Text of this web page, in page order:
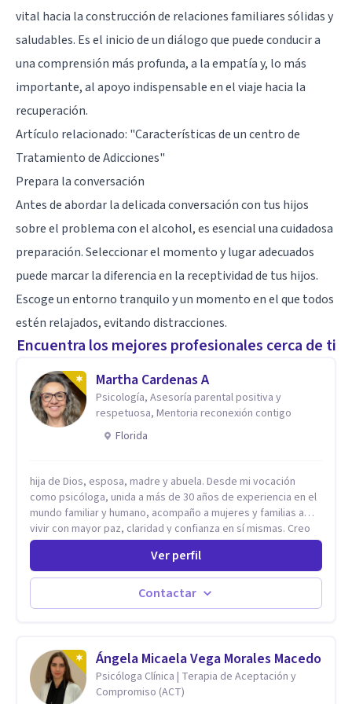
vital hacia la construcción de relaciones familiares sólidas y
saludables. Es el inicio de un diálogo que puede conducir a
una comprensión más profunda, a la empatía y, lo más
importante, al apoyo indispensable en el viaje hacia la
recuperación.
Artículo relacionado: "Características de un centro de
Tratamiento de Adicciones"
Prepara la conversación
Antes de abordar la delicada conversación con tus hijos
sobre el problema con el alcohol, es esencial una cuidadosa
preparación. Seleccionar el momento y lugar adecuados
puede marcar la diferencia en la receptividad de tus hijos.
Escoge un entorno tranquilo y un momento en el que todos
estén relajados, evitando distracciones.
Encuentra los mejores profesionales cerca de ti
Martha Cardenas A
Psicología, Asesoría parental positiva y
respetuosa, Mentoria reconexión contigo
Florida
hija de Dios, esposa, madre y abuela. Desde mi vocación
como psicóloga, unida a más de 30 años de experiencia en el
mundo familiar y humano, acompaño a mujeres y familias a
vivir con mayor paz, claridad y confianza en sí mismas. Creo
profundamente que la vida está hecha de etapas, y que cada
ciclo —personal, emocional, espiritual y familiar— trae
oportunidades de crecimiento. Por eso utilizo una
combinación de psicología positiva, enfoque humanista,
herramientas contemporáneas de bienestar mental y
eres. Mi misión es ayudarte a ordenar tu mundo interior, sanar
lo que aún pesa, fortalecer tu autoestima, transformar la
relación contigo misma y con quienes amas, y enseñarte
Ver perfil
Contactar
Ángela Micaela Vega Morales Macedo
Psicóloga Clínica | Terapia de Aceptación y
Compromiso (ACT)